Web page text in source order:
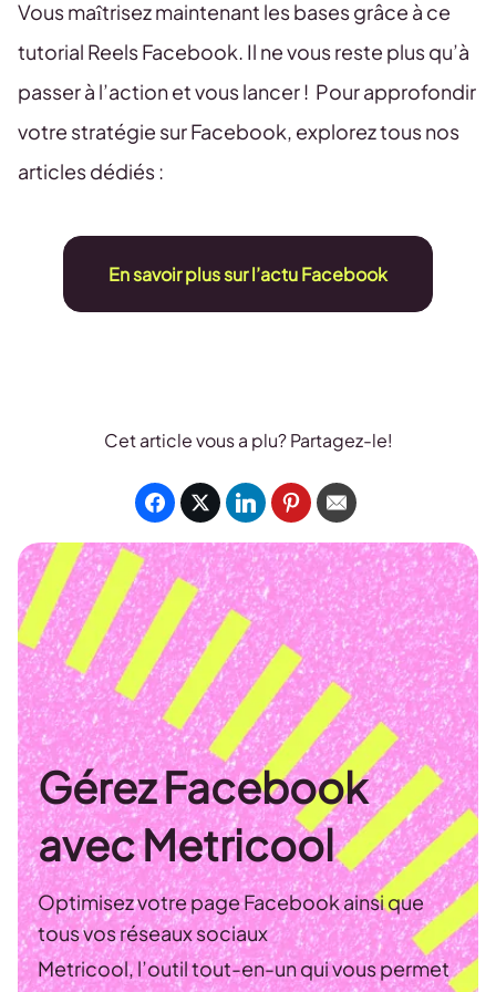
👉 Impossible de voir l’identité des
spectateurs.
Puis sur Enregistrements ou Vous
aimez
👉 Plusieurs causes possibles :
Connexion Internet instable
Application pas à jour
Problème de navigateur
Vous maîtrisez maintenant les bases grâce à ce
tutorial Reels Facebook. Il ne vous reste plus qu’à
passer à l’action et vous lancer ! Pour approfondir
votre stratégie sur Facebook, explorez tous nos
articles dédiés :
En savoir plus sur l’actu Facebook
Cet article vous a plu? Partagez-le!
Gérez Facebook
avec Metricool
Optimisez votre page Facebook ainsi que
tous vos réseaux sociaux
Metricool, l’outil tout-en-un qui vous permet